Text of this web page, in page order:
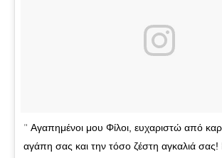
Αγαπημένοι μου Φίλοι, ευχαριστώ από
αγάπη σας και την τόσο ζέστη αγκαλιά